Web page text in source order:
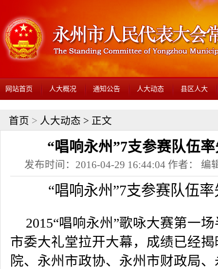
网站首页 人大概况 通知公告 人大动态 县区人大
首页 > 人大动态 > 正文
“唱响永州”7支参赛队伍
发布时间：2016-04-29 16:44:04 作者： 编
“唱响永州”7支参赛队伍
2015“唱响永州”歌咏大赛第一
市委大礼堂拉开大幕，成绩已经
院、永州市政协、永州市财政局